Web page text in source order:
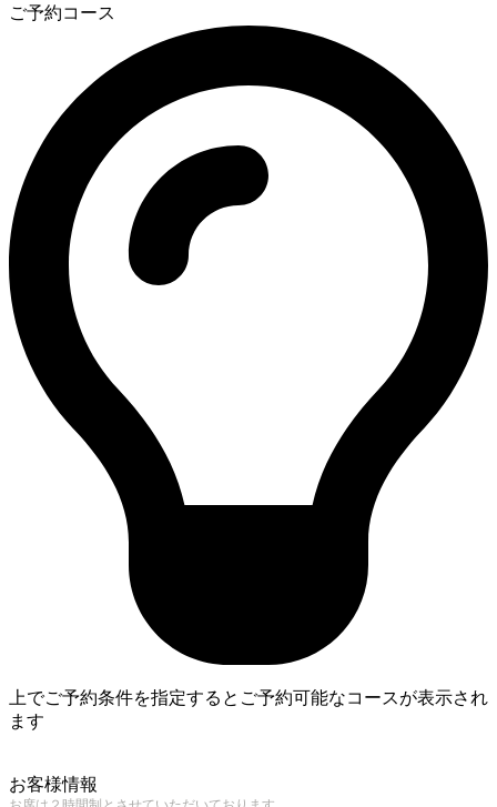
ご予約コース
上でご予約条件を指定するとご予約可能なコースが表示され
ます
お客様情報